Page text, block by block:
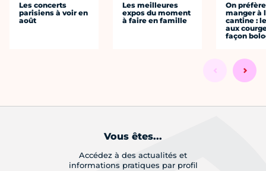
Les concerts
parisiens à voir en
août
Les meilleures
expos du moment
à faire en famille
On préfère
manger à
cantine :
aux
façon
Vous êtes...
Accédez à des actualités et
informations pratiques par profil